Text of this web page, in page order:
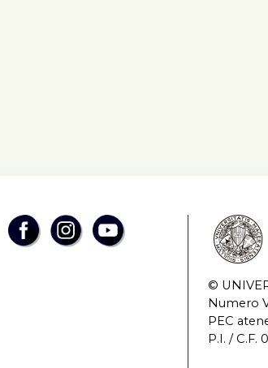
©
Numero
PEC
P.I. / C.F.